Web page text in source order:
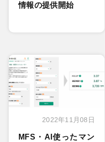
情報の提供開始
2022年11月08日
MFS・AI使ったマン